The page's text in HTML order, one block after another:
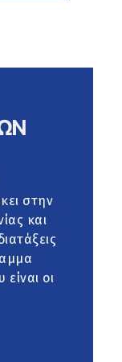
στην
και
οι